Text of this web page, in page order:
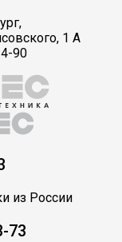
1 А
90
из России
73